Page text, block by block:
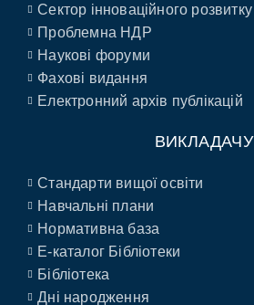
Сектор інноваційного розвитку
Проблемна НДР
Наукові форуми
Фахові видання
Електронний архів публікацій
ВИКЛАДАЧУ
Стандарти вищої освіти
Навчальні плани
Нормативна база
E-каталог Бібліотеки
Бібліотека
Дні народження